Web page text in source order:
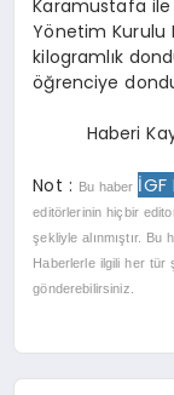
Karamustafa ile
Yönetim Kurulu
kilogramlık
öğrenciye
Haberi
Not : Bu haber
editörlerinin hiçbir
şekliyle alınmıştır. Bu
Haberlerle ilgili her tür
gönderebilirsiniz.